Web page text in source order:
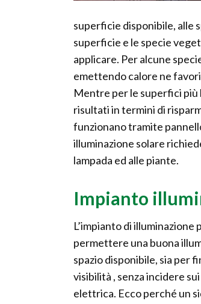
superficie disponibile, alle
superficie e le specie
applicare. Per alcune
emettendo calore ne
Mentre per le superfici
risultati in termini di
funzionano tramite
illuminazione solare
lampada ed alle piante.
Impianto
L’impianto di illuminazione
permettere una buona
spazio disponibile, sia per
visibilità , senza incidere
elettrica. Ecco perché un